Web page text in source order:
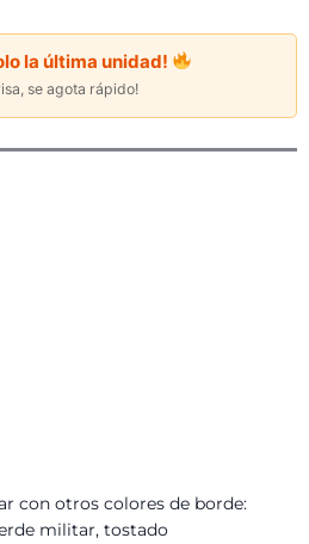
la última unidad!
se agota rápido!
con otros colores de borde:
militar, tostado